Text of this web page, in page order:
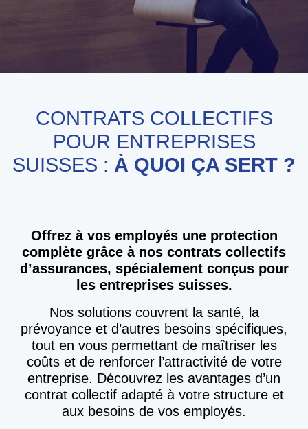
CONTRATS COLLECTIFS
POUR ENTREPRISES
SUISSES : À QUOI ÇA SERT ?
Offrez à vos employés une protection
complète grâce à nos contrats collectifs
d’assurances, spécialement conçus pour
les entreprises suisses.
Nos solutions couvrent la santé, la
prévoyance et d’autres besoins spécifiques,
tout en vous permettant de maîtriser les
coûts et de renforcer l’attractivité de votre
entreprise. Découvrez les avantages d’un
contrat collectif adapté à votre structure et
aux besoins de vos employés.